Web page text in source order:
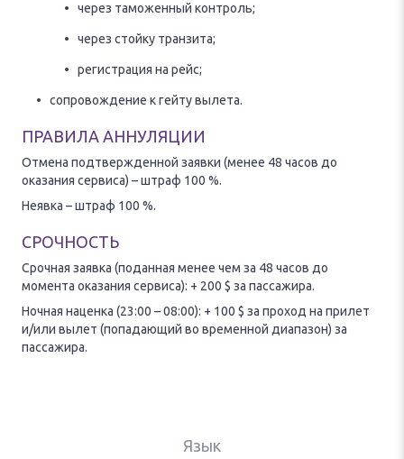
через таможенный контроль;
через стойку транзита;
регистрация на рейс;
сопровождение к гейту вылета.
ПРАВИЛА АННУЛЯЦИИ
Отмена подтвержденной заявки (менее 48 часов до
оказания сервиса) – штраф 100 %.
Неявка – штраф 100 %.
СРОЧНОСТЬ
Срочная заявка (поданная менее чем за 48 часов до
момента оказания сервиса): + 200 $ за пассажира.
Ночная наценка (23:00 – 08:00): + 100 $ за проход на прилет
и/или вылет (попадающий во временной диапазон) за
пассажира.
Язык